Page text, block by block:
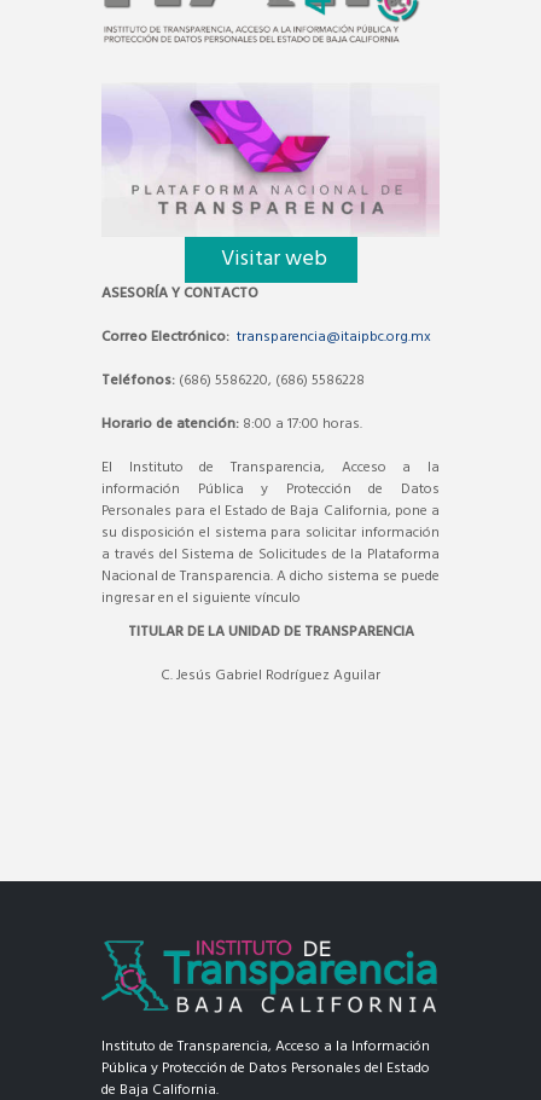
Visitar web
ASESORÍA Y CONTACTO
Correo Electrónico: transparencia@itaipbc.org.mx
Teléfonos: (686) 5586220, (686) 5586228
Horario de atención: 8:00 a 17:00 horas.
El Instituto de Transparencia, Acceso a la
información Pública y Protección de Datos
Personales para el Estado de Baja California, pone a
su disposición el sistema para solicitar información
a través del Sistema de Solicitudes de la Plataforma
Nacional de Transparencia. A dicho sistema se puede
ingresar en el siguiente vínculo
TITULAR DE LA UNIDAD DE TRANSPARENCIA
C. Jesús Gabriel Rodríguez Aguilar
Instituto de Transparencia, Acceso a la Información
Pública y Protección de Datos Personales del Estado
de Baja California.